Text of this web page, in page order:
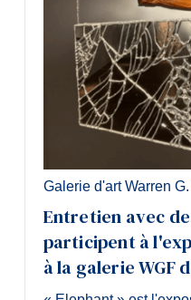
Galerie d'art Warren
Entretien avec
participent à
à la galerie WGF